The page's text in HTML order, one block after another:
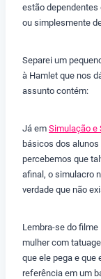
estão dependentes
ou simplesmente
Separei um
à Hamlet que nos
assunto contém:
Já em Simulação e
básicos dos
percebemos que
afinal, o simulacro
verdade que não
Lembra-se do
mulher com
que ele pega e que
referência em um